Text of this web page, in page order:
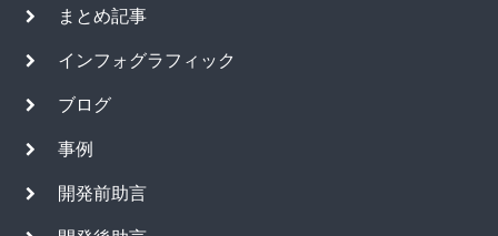
まとめ記事
インフォグラフィック
ブログ
事例
開発前助言